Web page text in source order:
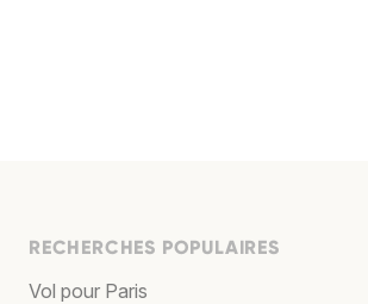
RECHERCHES POPULAIRES
Vol pour Paris